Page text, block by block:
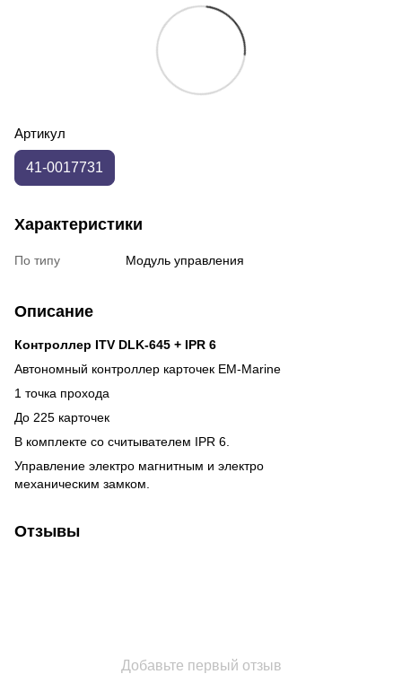
Артикул
41-0017731
Характеристики
По типу Модуль управления
Описание
Контроллер ITV DLK-645 + IPR 6
Автономный контроллер карточек EM-Marine
1 точка прохода
До 225 карточек
В комплекте со считывателем IPR 6.
Управление электро магнитным и электро
механическим замком.
Отзывы
Добавьте первый отзыв